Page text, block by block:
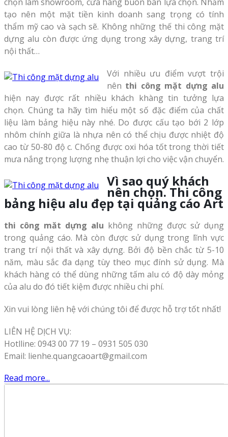
tạo nên một mặt tiền kinh doanh sang trọng có tính
thẩm mỹ cao và sạch sẽ. Không những thế thi công mặt
dựng alu còn được ứng dụng trong xây dựng, trang trí
nội thất…
Với nhiều ưu điểm vượt trội
nên thi công mặt dựng alu
hiện nay được rất nhiều khách khàng tin tưởng lựa
chọn. Chúng ta hãy tìm hiểu một số đặc điểm của chất
liệu làm bảng hiệu này nhé. Do được cấu tạo bới 2 lớp
nhôm chính giữa là nhựa nên có thể chịu được nhiệt độ
cao từ 50-80 độ c. Chống được oxi hóa tốt trong thời tiết
mưa nắng trọng lượng nhẹ thuận lợi cho việc vận chuyển.
Vì sao quý khách
nên chọn. Thi công
bảng hiệu alu đẹp tại quảng cáo Art
thi công măt dựng alu không những được sử dụng
trong quảng cáo. Mà còn được sử dụng trong lĩnh vực
trang trí nội thất và xây dựng. Bởi độ bền chắc từ 5-10
năm, màu sắc đa dạng tùy theo mục đính sử dụng. Mà
khách hàng có thể dùng những tấm alu có độ dày mỏng
của alu do đó tiết kiệm được nhiều chi phí.
Xin vui lòng liên hệ với chúng tôi để được hỗ trợ tốt nhất!
LIÊN HỆ DỊCH VỤ:
Hotlline: 0943 00 77 19 – 0931 505 030
Email: lienhe.quangcaoart@gmail.com
Read more...